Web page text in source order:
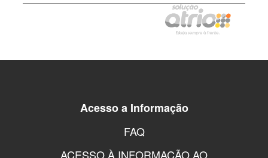
Acesso a Informação
FAQ
ACESSO À INFORMAÇÃO AO